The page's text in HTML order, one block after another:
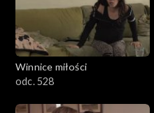
Winnice miłości
odc. 528